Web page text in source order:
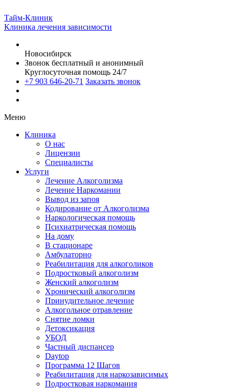
Тайм-Клиник
Клиника лечения зависимости
Новосибирск
Звонок бесплатный и анонимный
Круглосуточная помощь 24/7
+7 903 646-20-71 Заказать звонок
Меню
Клиника
О нас
Лицензии
Специалисты
Услуги
Лечение Алкоголизма
Лечение Наркомании
Вывод из запоя
Кодирование от Алкоголизма
Наркологическая помощь
Психиатрическая помощь
На дому
В стационаре
Амбулаторно
Реабилитация для алкоголиков
Подростковый алкоголизм
Женский алкоголизм
Хронический алкоголизм
Принудительное лечение
Алкогольное отравление
Снятие ломки
Детоксикация
УБОД
Частный диспансер
Daytop
Программа 12 Шагов
Реабилитация для наркозависимых
Подростковая наркомания